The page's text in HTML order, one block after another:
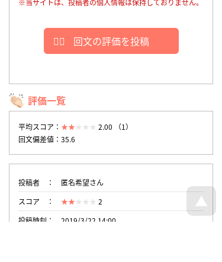
※当サイトは、投稿者の個人情報は保持しておりません。
回文の評価を投稿
評価一覧
平均スコア：
2.00 （1）
回文偏差値：35.6
投稿者
匿名希望さん
スコア
2
投稿時刻
2019/3/22 14:00